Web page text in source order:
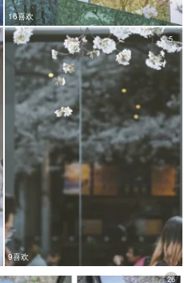
16喜欢
9喜欢
5
26